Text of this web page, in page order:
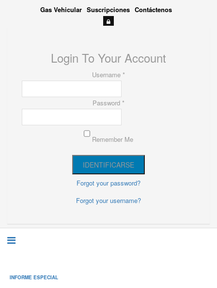
Gas Vehicular Suscripciones Contáctenos
Login To Your Account
Username *
Password *
Remember Me
Forgot your password?
Forgot your username?
INFORME ESPECIAL